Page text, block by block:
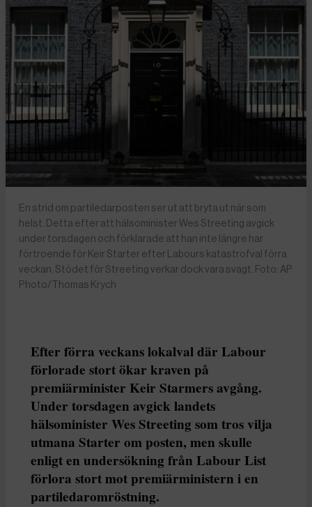
En strid om partiledarposten ser ut att bryta ut när som
helst. Detta efter att hälsominister Wes Streeting avgick
under torsdagen och förklarade att han inte längre har
förtroende för Keir Starter efter Labours katastrofval förra
veckan. Stödet för Streeting verkar dock vara svagt. Foto: AP
Photo/Thomas Krych
Efter förra veckans lokalval där Labour
förlorade stort ökar kraven på
premiärminister Keir Starmers avgång.
Under torsdagen avgick landets
hälsominister Wes Streeting som tros vilja
utmana Starter om posten, men skulle
enligt en undersökning från Labour List
förlora stort mot premiärministern i en
partiledaromröstning.